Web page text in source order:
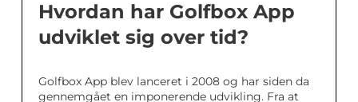
Hvordan har Golfbox App
udviklet sig over tid?
Golfbox App blev lanceret i 2008 og har siden da
gennemgået en imponerende udvikling. Fra at